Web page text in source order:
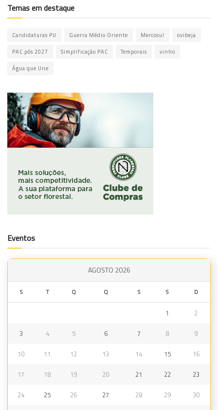
Temas em destaque
Candidaturas PU Guerra Médio Oriente Mercosul ovibeja
PAC pós 2027 Simplificação PAC Temporais vinho
Água que Une
Eventos
AGOSTO 2026
S T Q Q S S D
1 2
3 4 5 6 7 8 9
10 11 12 13 14 15 16
17 18 19 20 21 22 23
24 25 26 27 28 29 30